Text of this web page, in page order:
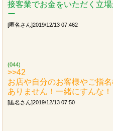
接客業でお金をいただく立
ー
[匿名さん]2019/12/13 07:462
(044)
>>42
お店や自分のお客様やご指
ありません！一緒にすんな！
[匿名さん]2019/12/13 07:50